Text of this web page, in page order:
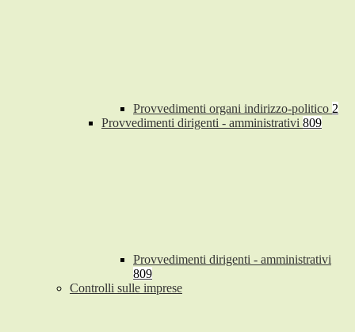
Provvedimenti organi indirizzo-politico 2
Provvedimenti dirigenti - amministrativi 809
Provvedimenti dirigenti - amministrativi
809
Controlli sulle imprese